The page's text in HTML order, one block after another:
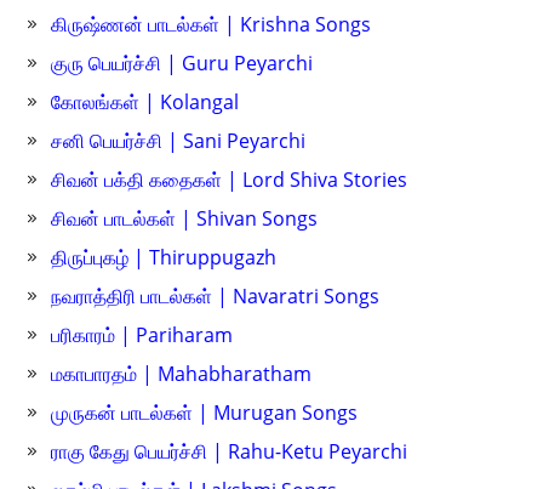
கிருஷ்ணன் பாடல்கள் | Krishna Songs
குரு பெயர்ச்சி | Guru Peyarchi
கோலங்கள் | Kolangal
சனி பெயர்ச்சி | Sani Peyarchi
சிவன் பக்தி கதைகள் | Lord Shiva Stories
சிவன் பாடல்கள் | Shivan Songs
திருப்புகழ் | Thiruppugazh
நவராத்திரி பாடல்கள் | Navaratri Songs
பரிகாரம் | Pariharam
மகாபாரதம் | Mahabharatham
முருகன் பாடல்கள் | Murugan Songs
ராகு கேது பெயர்ச்சி | Rahu-Ketu Peyarchi